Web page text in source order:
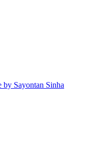
by Sayontan Sinha